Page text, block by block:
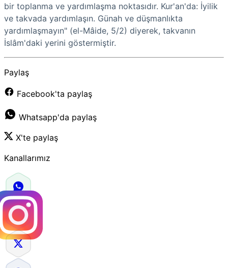
bir toplanma ve yardımlaşma noktasıdır. Kur'an'da: İyilik
ve takvada yardımlaşın. Günah ve düşmanlıkta
yardımlaşmayın" (el-Mâide, 5/2) diyerek, takvanın
İslâm'daki yerini göstermiştir.
Paylaş
Facebook'ta paylaş
Whatsapp'da paylaş
X'te paylaş
Kanallarımız